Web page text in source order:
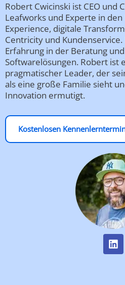
Robert Cwicinski ist CEO und
Leafworks und Experte in
Experience, digitale
Centricity und
Erfahrung in der Beratung
Softwarelösungen. Robert ist
pragmatischer Leader, der
als eine große Familie sieht
Innovation ermutigt.
Kostenlosen
L
i
n